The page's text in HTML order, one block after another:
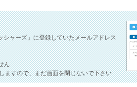
シャーズ」に登録していたメールアドレス
ん
ますので、まだ画面を閉じないで下さい